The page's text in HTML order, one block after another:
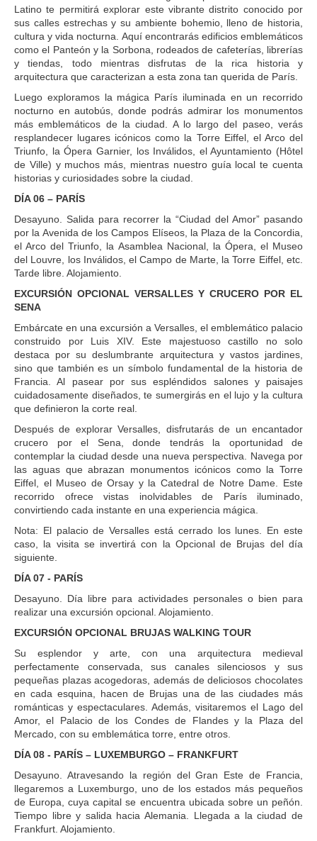
Latino te permitirá explorar este vibrante distrito conocido por
sus calles estrechas y su ambiente bohemio, lleno de historia,
cultura y vida nocturna. Aquí encontrarás edificios emblemáticos
como el Panteón y la Sorbona, rodeados de cafeterías, librerías
y tiendas, todo mientras disfrutas de la rica historia y
arquitectura que caracterizan a esta zona tan querida de París.
Luego exploramos la mágica París iluminada en un recorrido
nocturno en autobús, donde podrás admirar los monumentos
más emblemáticos de la ciudad. A lo largo del paseo, verás
resplandecer lugares icónicos como la Torre Eiffel, el Arco del
Triunfo, la Ópera Garnier, los Inválidos, el Ayuntamiento (Hôtel
de Ville) y muchos más, mientras nuestro guía local te cuenta
historias y curiosidades sobre la ciudad.
DÍA 06 – PARÍS
Desayuno. Salida para recorrer la “Ciudad del Amor” pasando
por la Avenida de los Campos Elíseos, la Plaza de la Concordia,
el Arco del Triunfo, la Asamblea Nacional, la Ópera, el Museo
del Louvre, los Inválidos, el Campo de Marte, la Torre Eiffel, etc.
Tarde libre. Alojamiento.
EXCURSIÓN OPCIONAL VERSALLES Y CRUCERO POR EL
SENA
Embárcate en una excursión a Versalles, el emblemático palacio
construido por Luis XIV. Este majestuoso castillo no solo
destaca por su deslumbrante arquitectura y vastos jardines,
sino que también es un símbolo fundamental de la historia de
Francia. Al pasear por sus espléndidos salones y paisajes
cuidadosamente diseñados, te sumergirás en el lujo y la cultura
que definieron la corte real.
Después de explorar Versalles, disfrutarás de un encantador
crucero por el Sena, donde tendrás la oportunidad de
contemplar la ciudad desde una nueva perspectiva. Navega por
las aguas que abrazan monumentos icónicos como la Torre
Eiffel, el Museo de Orsay y la Catedral de Notre Dame. Este
recorrido ofrece vistas inolvidables de París iluminado,
convirtiendo cada instante en una experiencia mágica.
Nota: El palacio de Versalles está cerrado los lunes. En este
caso, la visita se invertirá con la Opcional de Brujas del día
siguiente.
DÍA 07 - PARÍS
Desayuno. Día libre para actividades personales o bien para
realizar una excursión opcional. Alojamiento.
EXCURSIÓN OPCIONAL BRUJAS WALKING TOUR
Su esplendor y arte, con una arquitectura medieval
perfectamente conservada, sus canales silenciosos y sus
pequeñas plazas acogedoras, además de deliciosos chocolates
en cada esquina, hacen de Brujas una de las ciudades más
románticas y espectaculares. Además, visitaremos el Lago del
Amor, el Palacio de los Condes de Flandes y la Plaza del
Mercado, con su emblemática torre, entre otros.
DÍA 08 - PARÍS – LUXEMBURGO – FRANKFURT
Desayuno. Atravesando la región del Gran Este de Francia,
llegaremos a Luxemburgo, uno de los estados más pequeños
de Europa, cuya capital se encuentra ubicada sobre un peñón.
Tiempo libre y salida hacia Alemania. Llegada a la ciudad de
Frankfurt. Alojamiento.